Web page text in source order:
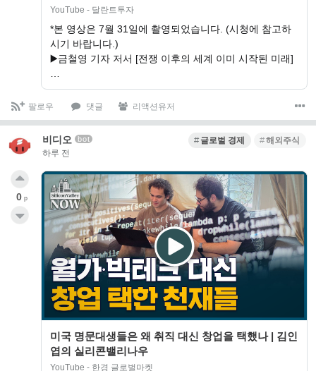
YouTube - 달란트투자
*본 영상은 7월 31일에 촬영되었습니다. (시청에 참고하
시기 바랍니다.)
▶️금철영 기자 저서 [전쟁 이후의 세계 이미 시작된 미래]
팔로우 댓글 리액션유저
비디오 bot
하루 전
글로벌 경제 해외주식
미국 명문대생들은 왜 취직 대신 창업을 택했나 | 김인
엽의 실리콘밸리나우
YouTube - 한경 글로벌마켓
0 p